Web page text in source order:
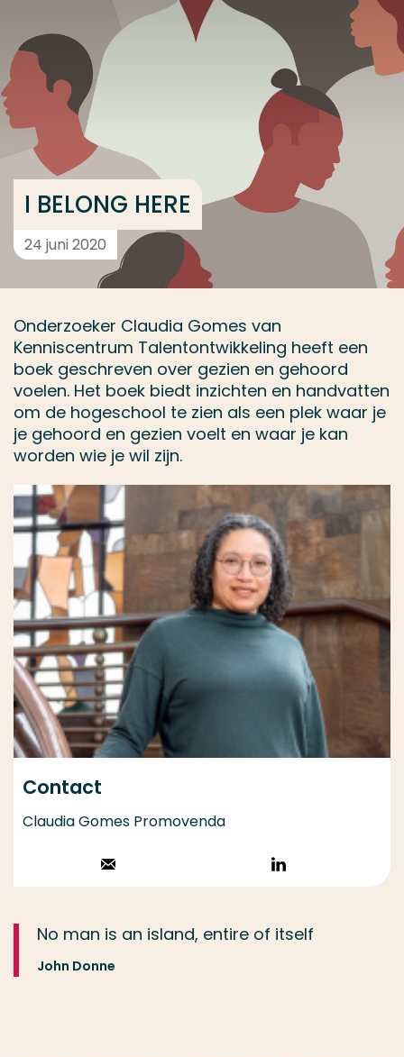
Ga direct naar de content
... > I BELONG HERE
I BELONG HERE
24 juni 2020
Onderzoeker Claudia Gomes van
Kenniscentrum Talentontwikkeling heeft een
boek geschreven over gezien en gehoord
voelen. Het boek biedt inzichten en handvatten
om de hogeschool te zien als een plek waar je
je gehoord en gezien voelt en waar je kan
worden wie je wil zijn.
Contact
Claudia Gomes Promovenda
Stuur een email
Volg op
LinkedIn
No man is an island, entire of itself
John Donne
Veel gezocht
Opleiding